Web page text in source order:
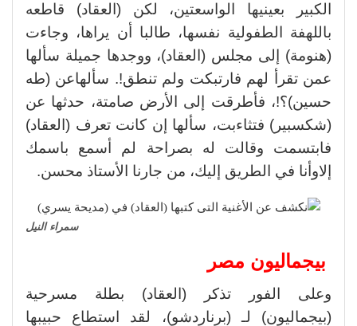
الكبير بعينيها الواسعتين، لكن (العقاد) قاطعه
باللهفة الطفولية نفسها، طالبا أن يراها، وجاءت
(هنومة) إلى مجلس (العقاد)، ووجدها جميلة سألها
عمن تقرأ لهم فارتبكت ولم تنطق!. سألهاعن (طه
حسين)؟!، فأطرقت إلى الأرض صامتة، حدثها عن
(شكسبير) فتثاءبت، سألها إن كانت تعرف (العقاد)
فابتسمت وقالت له بصراحة لم أسمع باسمك
إلاوأنا في الطريق إليك، من جارنا الأستاذ محسن.
سمراء النيل
بيجماليون مصر
وعلى الفور تذكر (العقاد) بطلة مسرحية
(بيجماليون) لـ (برناردشو)، لقد استطاع حبيبها